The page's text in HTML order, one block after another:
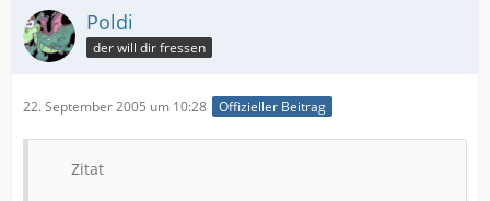
Poldi
der will dir fressen
22. September 2005 um 10:28 Offizieller Beitrag
Zitat